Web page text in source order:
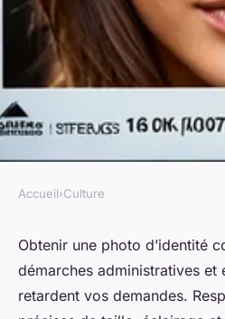
Obtenez votre
conforme sans
Accueil›Culture
Obtenir une photo d’identité
démarches administratives et
retardent vos demandes.